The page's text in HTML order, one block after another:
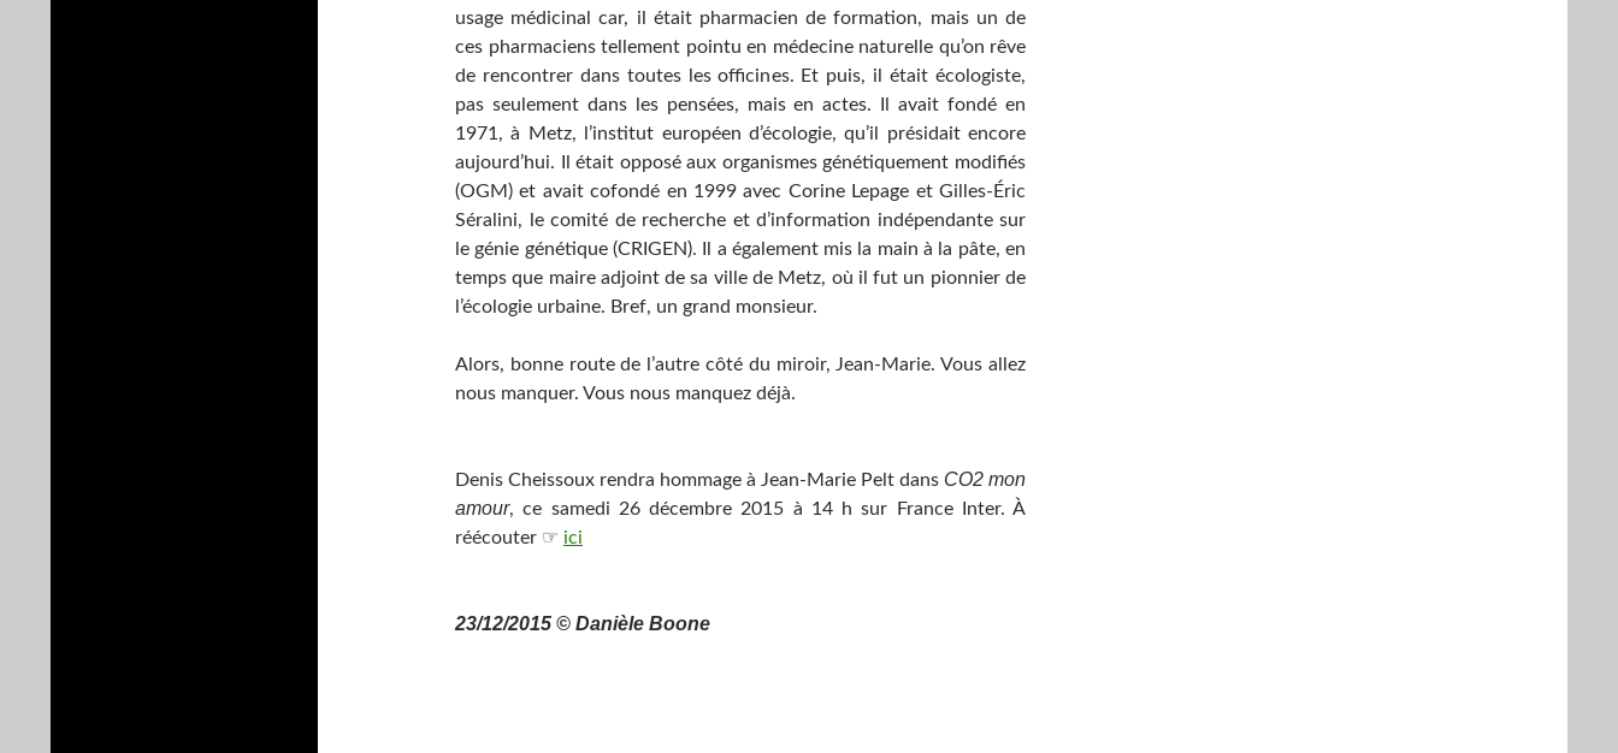
usage médicinal car, il était pharmacien de formation, mais un de
ces pharmaciens tellement pointu en médecine naturelle qu’on rêve
de rencontrer dans toutes les officines. Et puis, il était écologiste,
pas seulement dans les pensées, mais en actes. Il avait fondé en
1971, à Metz, l’institut européen d’écologie, qu’il présidait encore
aujourd’hui. Il était opposé aux organismes génétiquement modifiés
(OGM) et avait cofondé en 1999 avec Corine Lepage et Gilles-Éric
Séralini, le comité de recherche et d’information indépendante sur
le génie génétique (CRIGEN). Il a également mis la main à la pâte, en
temps que maire adjoint de sa ville de Metz, où il fut un pionnier de
l’écologie urbaine. Bref, un grand monsieur.
Alors, bonne route de l’autre côté du miroir, Jean-Marie. Vous allez
nous manquer. Vous nous manquez déjà.
Denis Cheissoux rendra hommage à Jean-Marie Pelt dans CO2 mon
amour, ce samedi 26 décembre 2015 à 14 h sur France Inter. À
réécouter ☞ ici
23/12/2015 © Danièle Boone